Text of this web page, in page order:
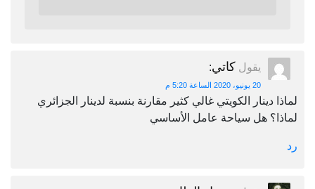
يقول كاتي:
20 يونيو، 2020 الساعة 5:20 م
لماذا دينار الكويتي غالي كثير مقارنة بنسبة لدينار الجزائري
لماذا؟ هل سياحة عامل الأساسي
رد